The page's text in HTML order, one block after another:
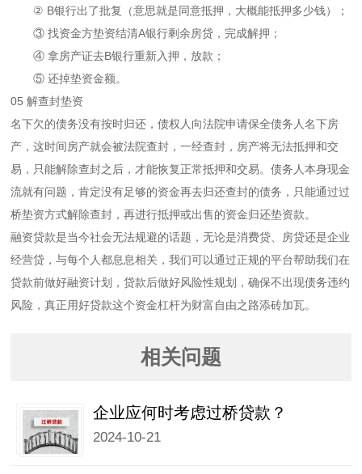
② B银行出了批复（意思就是同意抵押，大概能抵押多少钱）；
③ 找资金方垫资结清A银行剩余房贷，完成解押；
④ 拿房产证去B银行重新入押，放款；
⑤ 还掉垫资金额。
05 解查封垫资
名下欠的债务没有按时归还，债权人向法院申请保全债务人名下房
产，这时间房产就会被法院查封，一经查封，房产将无法抵押和交
易，只能解除查封之后，才能恢复正常抵押和交易。债务人本身现金
流就有问题，肯定没有足够的资金再去归还查封的债务，只能通过过
桥垫资方式解除查封，再进行抵押或出售的资金归还垫资款。
融资贷款是当今社会无法规避的话题，无论是消费贷、房贷还是企业
经营贷，与每个人都息息相关，我们可以通过正规的平台帮助我们在
贷款前做好融资计划，贷款后做好风险性规划，确保不出现债务违约
风险，真正用好贷款这个资金杠杆为财富自由之路添砖加瓦。
相关问题
企业应何时考虑过桥贷款？
2024-10-21